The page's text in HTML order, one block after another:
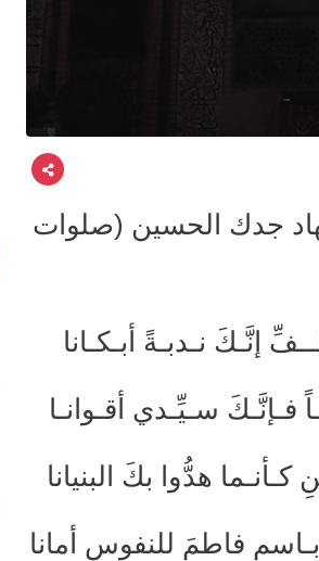
جدك الحسين (صلوات
إنَّـكَ نـدبـةً أبـكـانا
سـيِّـدي أقـوانـا
هدُّوا بكَ البنيانا
فاطمَ للنفوسِ أمانا